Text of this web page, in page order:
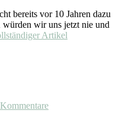
bereits vor 10 Jahren dazu
würden wir uns jetzt nie und
Artikel